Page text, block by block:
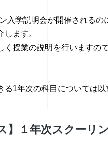
入学説明会が開催されるの
ます。
く授業の説明を行いますの
1年次の科目については以